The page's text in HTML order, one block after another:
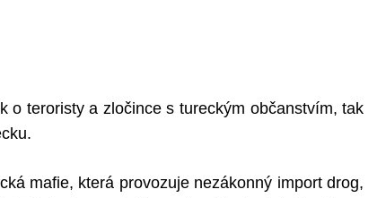
o teroristy a zločince s tureckým občanstvím, tak
mafie, která provozuje nezákonný import drog,